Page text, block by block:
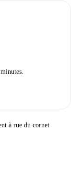
à rue du cornet